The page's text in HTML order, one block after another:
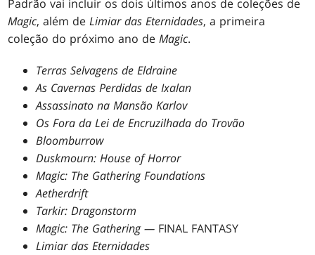
Padrão vai incluir os dois últimos anos de coleções de
Magic, além deLimiar das Eternidades, a primeira
coleção do próximo ano deMagic.
Terras Selvagens de Eldraine
As Cavernas Perdidas de Ixalan
Assassinato na Mansão Karlov
Os Fora da Lei de Encruzilhada do Trovão
Bloomburrow
Duskmourn: House of Horror
Magic: The Gathering Foundations
Aetherdrift
Tarkir: Dragonstorm
Magic: The Gathering — FINAL FANTASY
Limiar das Eternidades